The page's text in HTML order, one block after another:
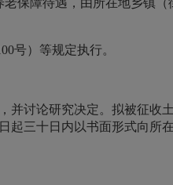
保障待遇，由所在地乡镇
号）等规定执行。
并讨论研究决定。拟被征收
起三十日内以书面形式向所